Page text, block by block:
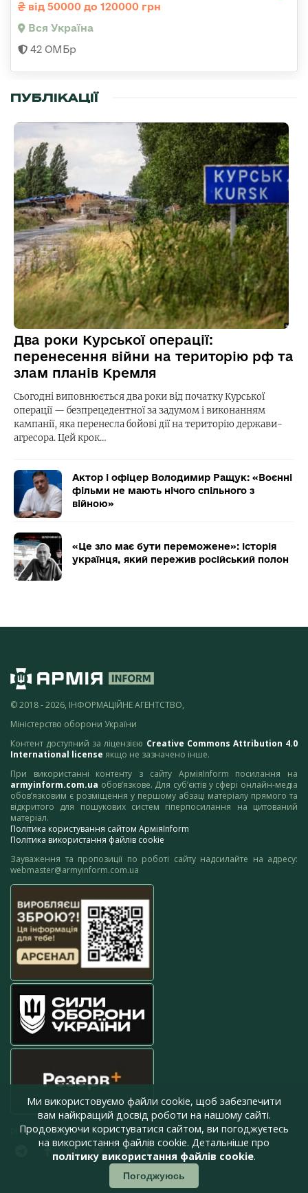
від 50000 до 120000 грн
Вся Україна
42 ОМБр
ПУБЛІКАЦІЇ
Два роки Курської операції:
перенесення війни на територію рф та
злам планів Кремля
Сьогодні виповнюється два роки від початку Курської
операції — безпрецедентної за задумом і виконанням
кампанії, яка перенесла бойові дії на територію держави-
агресора. Цей крок…
Актор і офіцер Володимир Ращук: «Воєнні
фільми не мають нічого спільного з
війною»
«Це зло має бути переможене»: історія
українця, який пережив російський полон
© 2018 - 2026, ІНФОРМАЦІЙНЕ АГЕНТСТВО,
Міністерство оборони України
Контент доступний за ліцензією Creative Commons Attribution 4.0
International license якщо не зазначено інше.
При використанні контенту з сайту АрміяInform посилання на
armyinform.com.ua обов’язкове. Для суб’єктів у сфері онлайн-медіа
обов’язковим є розміщення у першому абзаці матеріалу прямого та
відкритого для пошукових систем гіперпосилання на цитований
матеріал.
Політика користування сайтом АрміяInform
Політика використання файлів cookie
Зауваження та пропозиції по роботі сайту надсилайте на адресу:
webmaster@armyinform.com.ua
press@armyinform.com.ua
Ми використовуємо файли cookie, щоб забезпечити
вам найкращий досвід роботи на нашому сайті.
Продовжуючи користуватися сайтом, ви погоджуєтесь
на використання файлів cookie. Детальніше про
політику використання файлів cookie.
Погоджуюсь